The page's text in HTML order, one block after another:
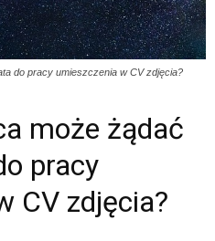
do pracy umieszczenia w CV zdjęcia?
może żądać
pracy
CV zdjęcia?